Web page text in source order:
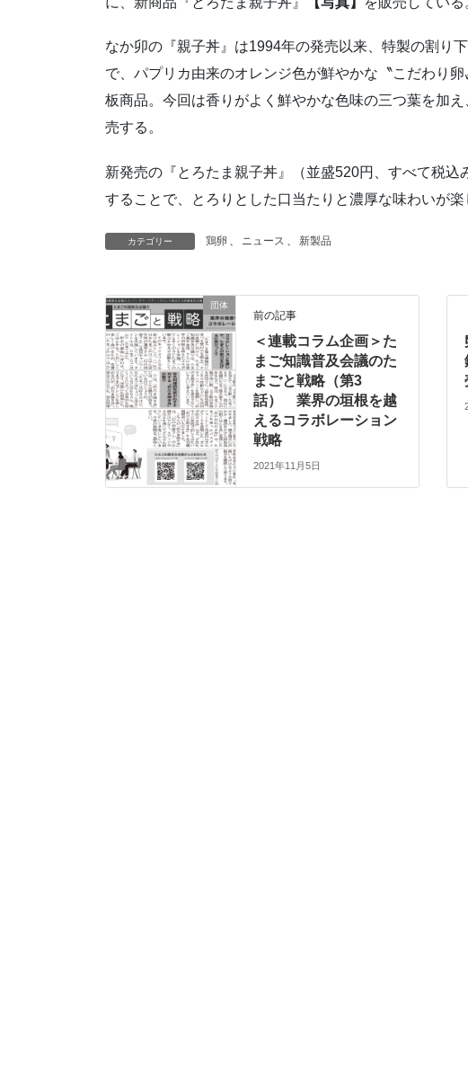
なか卯の『親子丼』は1994年の発売以来、特製の割り
で、パプリカ由来のオレンジ色が鮮やかな〝こだわり
板商品。今回は香りがよく鮮やかな色味の三つ葉を加
売する。
新発売の『とろたま親子丼』（並盛520円、すべて税
することで、とろりとした口当たりと濃厚な味わいが楽
カテゴリー 鶏卵 ニュース 新製品
団体
前の記事
＜連載コラム企画＞た
まご知識普及会議のた
まごと戦略（第3
話） 業界の垣根を越
えるコラボレーション
戦略
2021年11月5日